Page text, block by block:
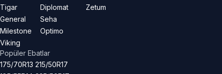
Tigar
General
Milestone
Viking
Diplomat
Seha
Optimo
Zetum
Popüler Ebatlar
175/70R13 215/50R17